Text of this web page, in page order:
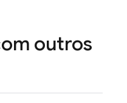
outros